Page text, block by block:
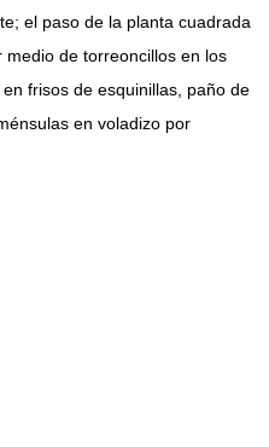
el paso de la planta cuadrada
de torreoncillos en los
frisos de esquinillas, paño de
en voladizo por